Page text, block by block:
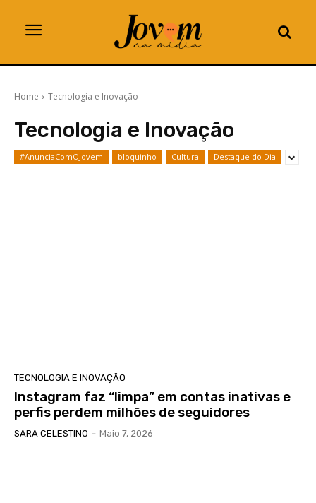
Home Tecnologia e Inovação
Tecnologia e Inovação
#AnunciaComOJovem bloquinho Cultura Destaque do Dia
TECNOLOGIA E INOVAÇÃO
Instagram faz “limpa” em contas inativas e
perfis perdem milhões de seguidores
SARA CELESTINO - Maio 7, 2026